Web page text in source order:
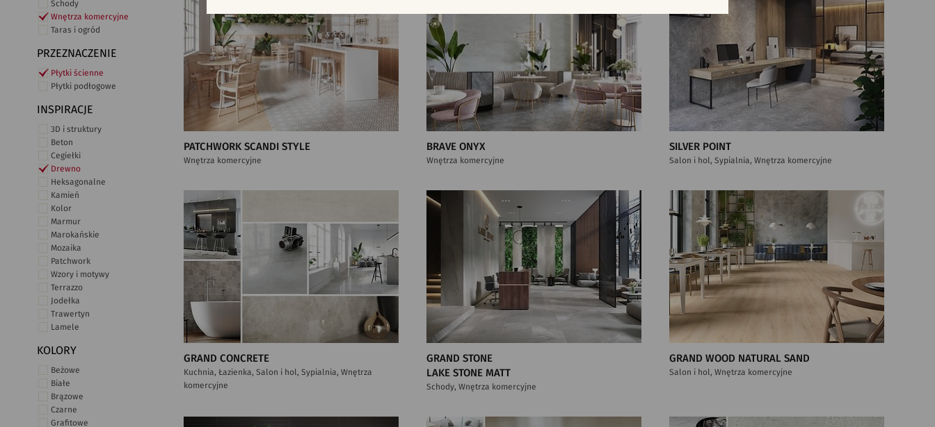
Schody
Wnętrza komercyjne
Taras i ogród
PRZEZNACZENIE
Płytki ścienne
Płytki podłogowe
INSPIRACJE
3D i struktury
Beton
Cegiełki
Drewno
Heksagonalne
Kamień
Kolor
Marmur
Marokańskie
Mozaika
Patchwork
Wzory i motywy
Terrazzo
Jodełka
Trawertyn
Lamele
KOLORY
Beżowe
Białe
Brązowe
Czarne
Grafitowe
PATCHWORK SCANDI STYLE
Wnętrza komercyjne
BRAVE ONYX
Wnętrza komercyjne
SILVER POINT
Salon i hol, Sypialnia, Wnętrza komercyjne
GRAND CONCRETE
Kuchnia, Łazienka, Salon i hol, Sypialnia, Wnętrza
komercyjne
GRAND STONE
LAKE STONE MATT
Schody, Wnętrza komercyjne
GRAND WOOD NATURAL SAND
Salon i hol, Wnętrza komercyjne